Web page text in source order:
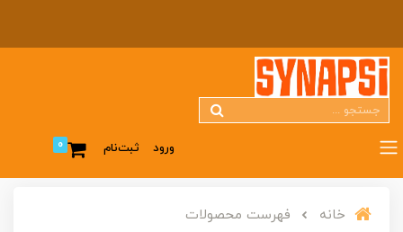
ورود ثبت‌نام 0
خانه
فهرست محصولات